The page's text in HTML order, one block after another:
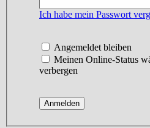
Ich habe mein Passwort
Angemeldet bleiben
Meinen Online-Status
verbergen